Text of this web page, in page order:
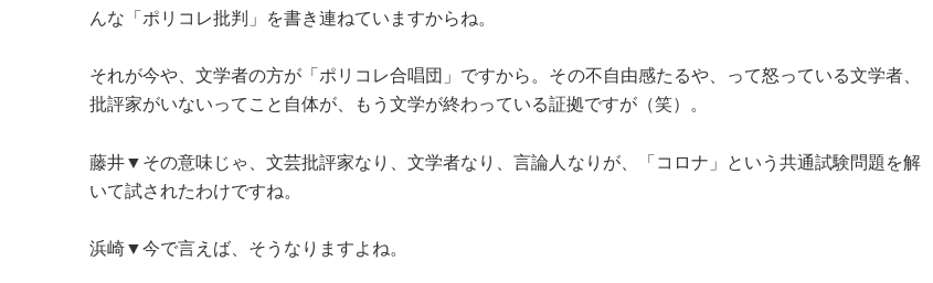
んな「ポリコレ批判」を書き連ねていますからね。
それが今や、文学者の方が「ポリコレ合唱団」ですから。その不自由感たるや、って怒っている文学者、
批評家がいないってこと自体が、もう文学が終わっている証拠ですが（笑）。
藤井▼その意味じゃ、文芸批評家なり、文学者なり、言論人なりが、「コロナ」という共通試験問題を解
いて試されたわけですね。
浜崎▼今で言えば、そうなりますよね。